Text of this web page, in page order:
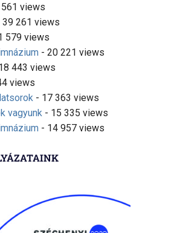
views
261 views
579 views
- 20 221 views
443 views
views
- 17 363 views
vagyunk- 15 335 views
- 14 957 views